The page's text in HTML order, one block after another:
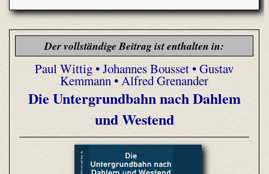
Der vollständige Beitrag ist enthalten in:
Paul Wittig • Johannes Bousset • Gustav
Kemmann • Alfred Grenander
Die Untergrundbahn nach Dahlem
und Westend